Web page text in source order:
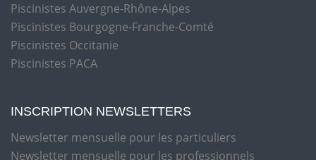
Piscinistes Auvergne-Rhône-Alpes
Piscinistes Bourgogne-Franche-Comté
Piscinistes Occitanie
Piscinistes PACA
INSCRIPTION NEWSLETTERS
Newsletter mensuelle pour les particuliers
Newsletter mensuelle pour les professionnels